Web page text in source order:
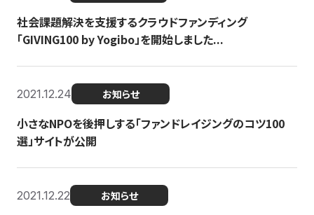
社会課題解決を支援するクラウドファンディング
「GIVING100 by Yogibo」を開始しました...
2021.12.24 お知らせ
小さなNPOを後押しする「ファンドレイジングのコツ100
選」サイトが公開
2021.12.22 お知らせ